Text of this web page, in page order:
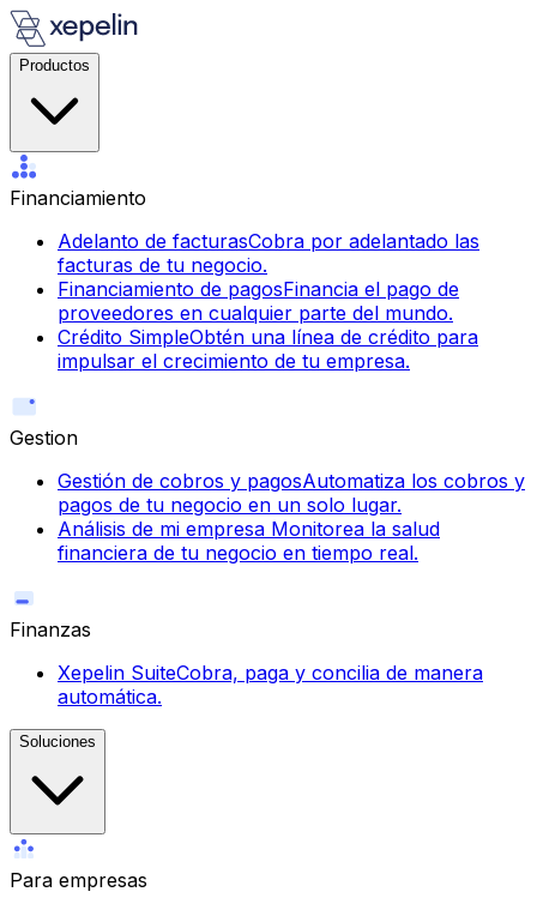
Productos
Financiamiento
Adelanto de facturasCobra por adelantado las
facturas de tu negocio.
Financiamiento de pagosFinancia el pago de
proveedores en cualquier parte del mundo.
Crédito SimpleObtén una línea de crédito para
impulsar el crecimiento de tu empresa.
Gestion
Gestión de cobros y pagosAutomatiza los cobros y
pagos de tu negocio en un solo lugar.
Análisis de mi empresa Monitorea la salud
financiera de tu negocio en tiempo real.
Finanzas
Xepelin SuiteCobra, paga y concilia de manera
automática.
Soluciones
Para empresas